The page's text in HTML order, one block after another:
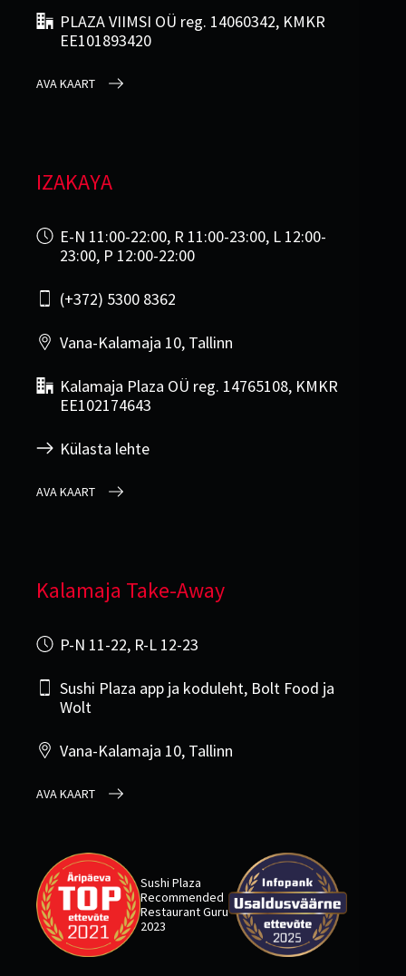
PLAZA VIIMSI OÜ reg. 14060342, KMKR
EE101893420
AVA KAART
IZAKAYA
E-N 11:00-22:00, R 11:00-23:00, L 12:00-
23:00, P 12:00-22:00
(+372) 5300 8362
Vana-Kalamaja 10, Tallinn
Kalamaja Plaza OÜ reg. 14765108, KMKR
EE102174643
Külasta lehte
AVA KAART
Kalamaja Take-Away
P-N 11-22, R-L 12-23
Sushi Plaza app ja koduleht, Bolt Food ja
Wolt
Vana-Kalamaja 10, Tallinn
AVA KAART
Sushi Plaza
Recommended
Restaurant Guru
2023